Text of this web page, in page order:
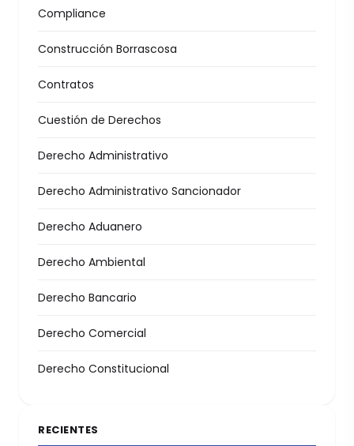
Compliance
Construcción Borrascosa
Contratos
Cuestión de Derechos
Derecho Administrativo
Derecho Administrativo Sancionador
Derecho Aduanero
Derecho Ambiental
Derecho Bancario
Derecho Comercial
Derecho Constitucional
RECIENTES